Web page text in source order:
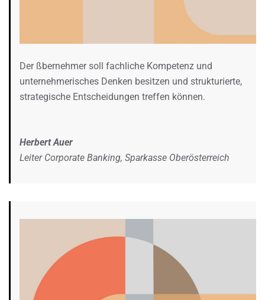
Der ßbernehmer soll fachliche Kompetenz und
unternehmerisches Denken besitzen und strukturierte,
strategische Entscheidungen treffen können.
Herbert Auer
Leiter Corporate Banking, Sparkasse Oberösterreich